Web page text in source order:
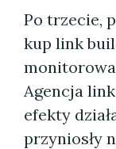
Po trzecie,
kup link
Agencja
efekty
przyniosły